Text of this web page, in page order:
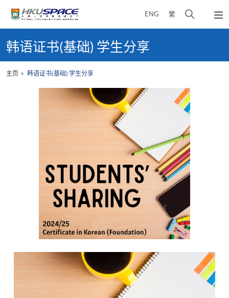
ENG 繁
开
弹
出
单
content
start韩语证书(基础) 学生分享
主页 韩语证书(基础) 学生分享